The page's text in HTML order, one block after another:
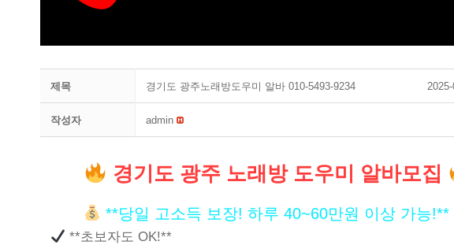
제목 경기도 광주노래방도우미 알바 010-5493-9234
작성자 admin
경기도 광주 노래방 도우미 알바모집
**당일 고소득 보장! 하루 40~60만원 이상 가능!**
**초보자도 OK!**